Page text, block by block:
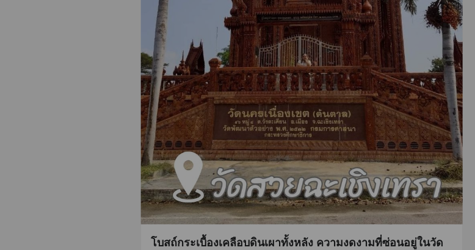
โบสถ์กระเบื้องเคลือบดินเผาทั้งหลัง ความงดงามที่ซ่อนอยู่ในวัด